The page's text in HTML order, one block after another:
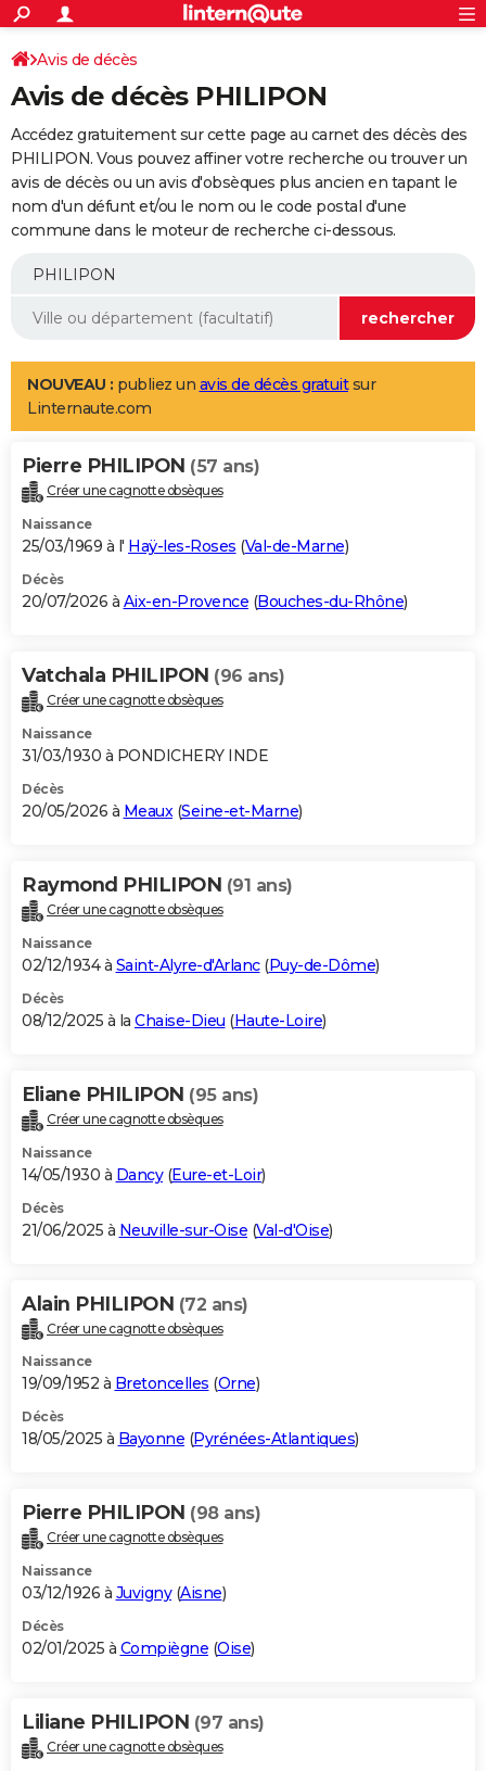
ACTUALITÉS
Politique
Société
Faits Divers
Education
Monde
Villes
+
SPORT
Coupe du monde 2026
Football
Tennis
Cyclisme
Rugby
Forum
Programme TV
TNT
Streaming
Cinéma
Sorties cinéma
Musique
+
FINANCE
Retraite
Epargne
Immobilier
Risques naturels par ville
Banque
Assurance
AUTO
Essais
Réserver un essai
Citadines
Berlines
SUV
Forum auto
+
Mobiles
Meilleur smartphone
Internet
Ordinateurs
Jeux vidéo
Guide high-tech
Aménagement intérieur
LIFESTYLE
Art de vivre
Bien-être
Loisirs
Mode
Modes de vie
Alimentation
Guide de la santé
Maladies
Médicaments
Sommeil
VOYAGE
Destinations
City break
Voyage nature
Voyage de noces
Forum
Climat
+PHOTO
GUIDES D'ACHAT
BONS PLANS
Carte de Noël
Carte Bonne année
Carte Saint-Valentin
Carte Pâques
Carte d'anniversaire
DICTIONNAIRE
Dictionnaire
Biographies
Citations
Expressions
Proverbes
PROGRAMME TV
S'inscrire
Se connecter
Lycées
Collèges
Primaires
Universités
Entreprises
Service militaire
Avis de recherche
AVIS DE DÉCÈS
Bricolage
Lifestyle
Culture
Sport
Auto
Television
Voyage
Cinema
Avis de décès
Avis de décès PHILIPON
Accédez gratuitement sur cette page au carnet des décès des
PHILIPON. Vous pouvez affiner votre recherche ou trouver un
avis de décès ou un avis d'obsèques plus ancien en tapant le
nom d'un défunt et/ou le nom ou le code postal d'une
commune dans le moteur de recherche ci-dessous.
NOUVEAU : publiez un avis de décès gratuitsur
Linternaute.com
Pierre PHILIPON (57 ans)
Créer une cagnotte obsèques
Naissance
25/03/1969 à l' Haÿ-les-Roses (Val-de-Marne)
Décès
20/07/2026 à Aix-en-Provence (Bouches-du-Rhône)
Vatchala PHILIPON (96 ans)
Créer une cagnotte obsèques
Naissance
31/03/1930 à PONDICHERY INDE
Décès
20/05/2026 à Meaux(Seine-et-Marne)
Raymond PHILIPON (91 ans)
Créer une cagnotte obsèques
Naissance
02/12/1934 à Saint-Alyre-d'Arlanc(Puy-de-Dôme)
Décès
08/12/2025 à la Chaise-Dieu (Haute-Loire)
Eliane PHILIPON (95 ans)
Créer une cagnotte obsèques
Naissance
14/05/1930 à Dancy(Eure-et-Loir)
Décès
21/06/2025 à Neuville-sur-Oise (Val-d'Oise)
Alain PHILIPON (72 ans)
Créer une cagnotte obsèques
Naissance
19/09/1952 à Bretoncelles (Orne)
Décès
18/05/2025 à Bayonne (Pyrénées-Atlantiques)
Pierre PHILIPON (98 ans)
Créer une cagnotte obsèques
Naissance
03/12/1926 à Juvigny(Aisne)
Décès
02/01/2025 à Compiègne (Oise)
Liliane PHILIPON (97 ans)
Créer une cagnotte obsèques